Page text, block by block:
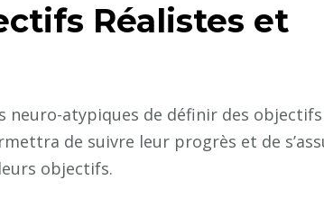
Réalistes et
neuro-atypiques de définir des
de suivre leur progrès et de
objectifs.